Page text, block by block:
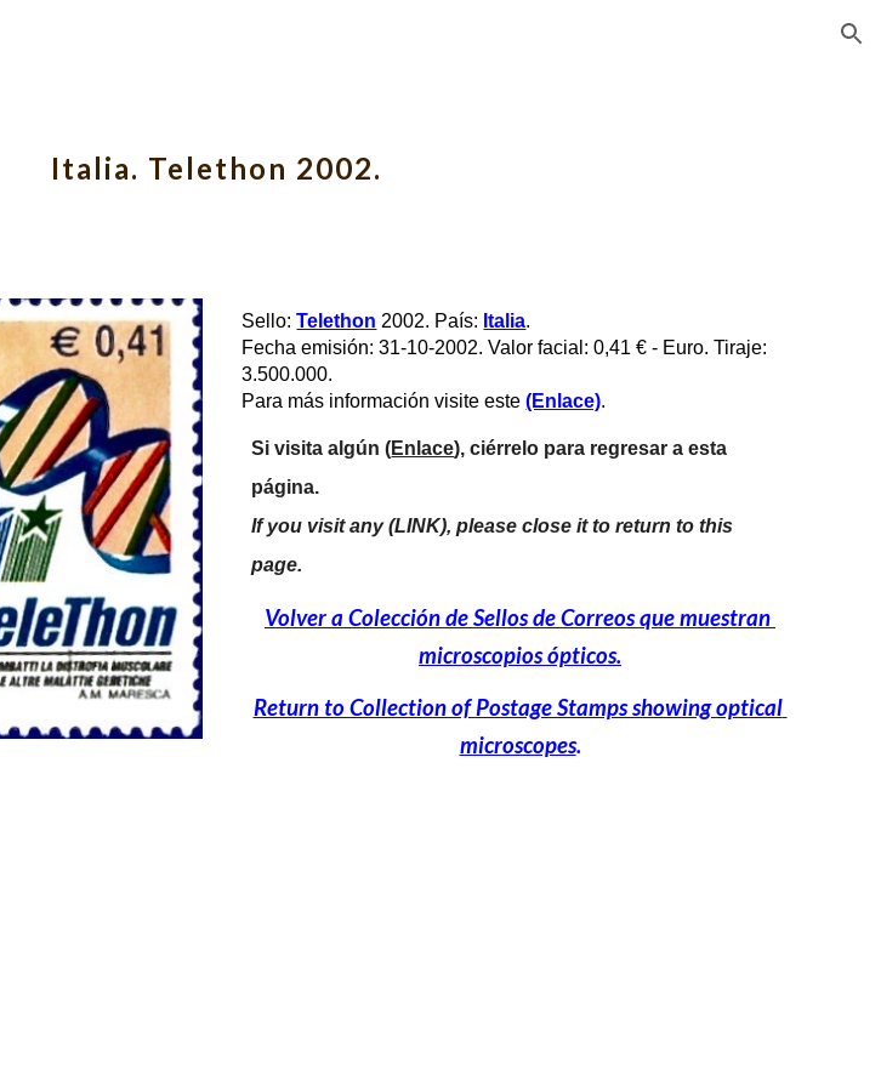
Italia. Telethon 2002.
Sello: Telethon 2002. País: Italia.
Fecha emisión: 31-10-2002. Valor facial: 0,41 € - Euro. Tiraje:
3.500.000.
Para más información visite este (Enlace).
Si visita algún (Enlace), ciérrelo para regresar a esta
página.
If you visit any (LINK), please close it to return to this
page.
Volver a Colección de Sellos de Correos que muestran
microscopios ópticos.
Return to Collection of Postage Stamps showing optical
microscopes.